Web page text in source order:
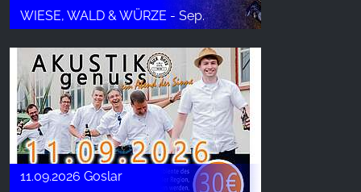
WIESE, WALD & WÜRZE - Sep.
11.09.2026 Goslar